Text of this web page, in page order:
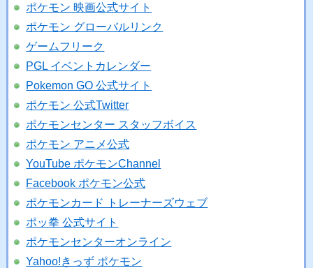
ポケモン 映画公式サイト
ポケモン グローバルリンク
ゲームフリーク
PGL イベントカレンダー
Pokemon GO 公式サイト
ポケモン 公式Twitter
ポケモンセンター スタッフボイス
ポケモン アニメ公式
YouTube ポケモンChannel
Facebook ポケモン公式
ポケモンカード トレーナーズウェブ
ポッ拳 公式サイト
ポケモンセンターオンライン
Yahoo!きっず ポケモン